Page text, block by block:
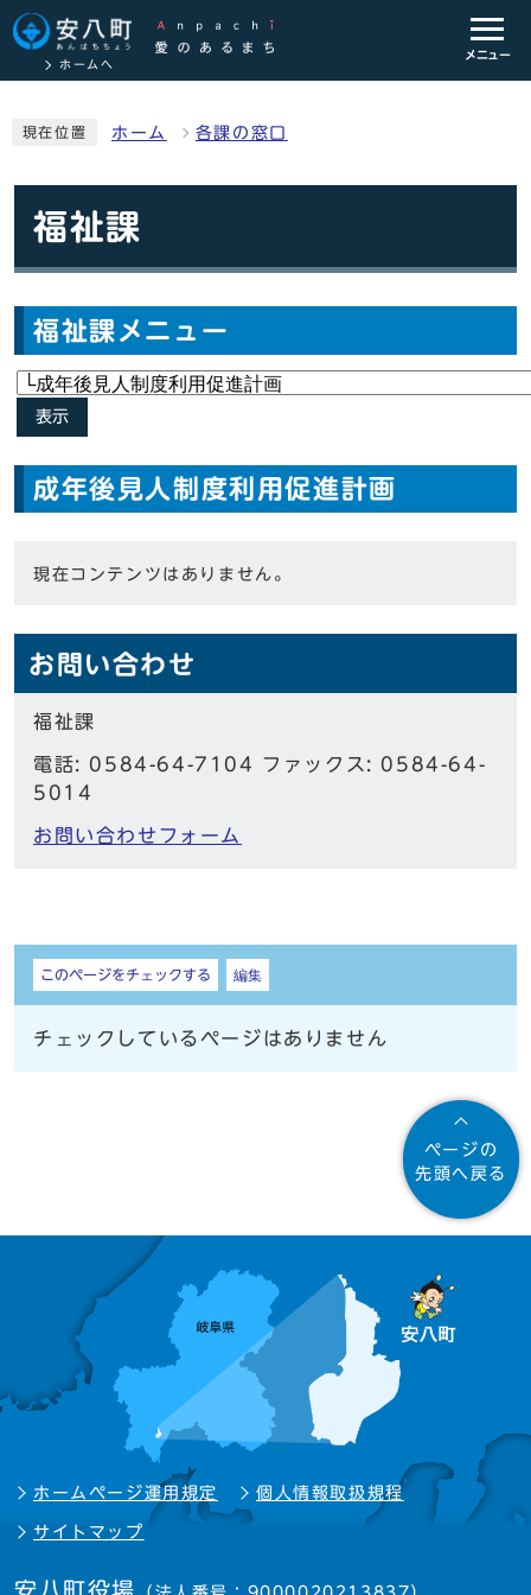
ホームへ
メニュー
現在位置 ホーム 各課の窓口
福祉課
福祉課メニュー
表示
成年後見人制度利用促進計画
現在コンテンツはありません。
お問い合わせ
福祉課
電話: 0584-64-7104 ファックス: 0584-64-
5014
お問い合わせフォーム
しおり
このページをチェックする 編集
チェックしているページはありません
ページの
先頭へ戻る
ホームページ運用規定 個人情報取扱規程
サイトマップ
安八町役場